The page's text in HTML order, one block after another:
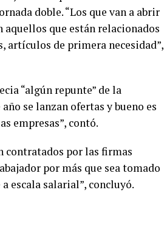
doble. “Los que van a abrir
que están relacionados
artículos de primera necesidad”,
“algún repunte” de la
se lanzan ofertas y bueno es
empresas”, contó.
contratados por las firmas
por más que sea tomado
escala salarial”, concluyó.